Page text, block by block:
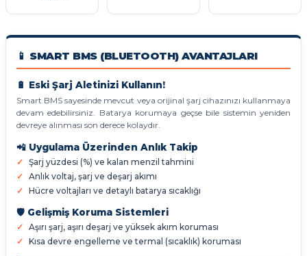
📱 SMART BMS (BLUETOOTH) AVANTAJLARI
🔋 Eski Şarj Aletinizi Kullanın!
Smart BMS sayesinde mevcut veya orijinal şarj cihazınızı kullanmaya
devam edebilirsiniz. Batarya korumaya geçse bile sistemin yeniden
devreye alınması son derece kolaydır.
📲 Uygulama Üzerinden Anlık Takip
Şarj yüzdesi (%) ve kalan menzil tahmini
Anlık voltaj, şarj ve deşarj akımı
Hücre voltajları ve detaylı batarya sıcaklığı
🛡️ Gelişmiş Koruma Sistemleri
Aşırı şarj, aşırı deşarj ve yüksek akım koruması
Kısa devre engelleme ve termal (sıcaklık) koruması